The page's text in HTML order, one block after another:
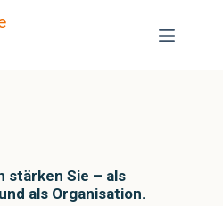
stärken Sie – als
als Organisation.